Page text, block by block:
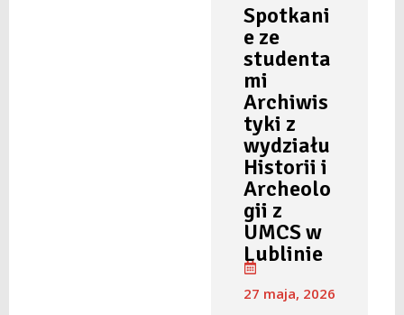
Spotkani
e ze
studenta
mi
Archiwis
tyki z
wydziału
Historii i
Archeolo
gii z
UMCS w
Lublinie
27 maja, 2026